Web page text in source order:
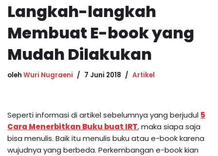
Langkah-langkah
Membuat E-book yang
Mudah Dilakukan
oleh Wuri Nugraeni 7 Juni 2018 Artikel
Seperti informasi di artikel sebelumnya yang berjudul 5
Cara Menerbitkan Buku buat IRT, maka siapa saja
bisa menulis. Baik itu menulis buku atau e-book karena
wujudnya yang berbeda. Perkembangan e-book kian